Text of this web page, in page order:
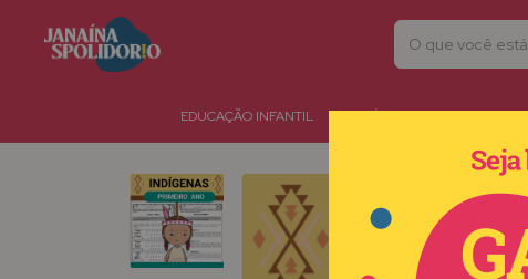
EDUCAÇÃO INFANTIL HIPÓTESES DE ESCRITA